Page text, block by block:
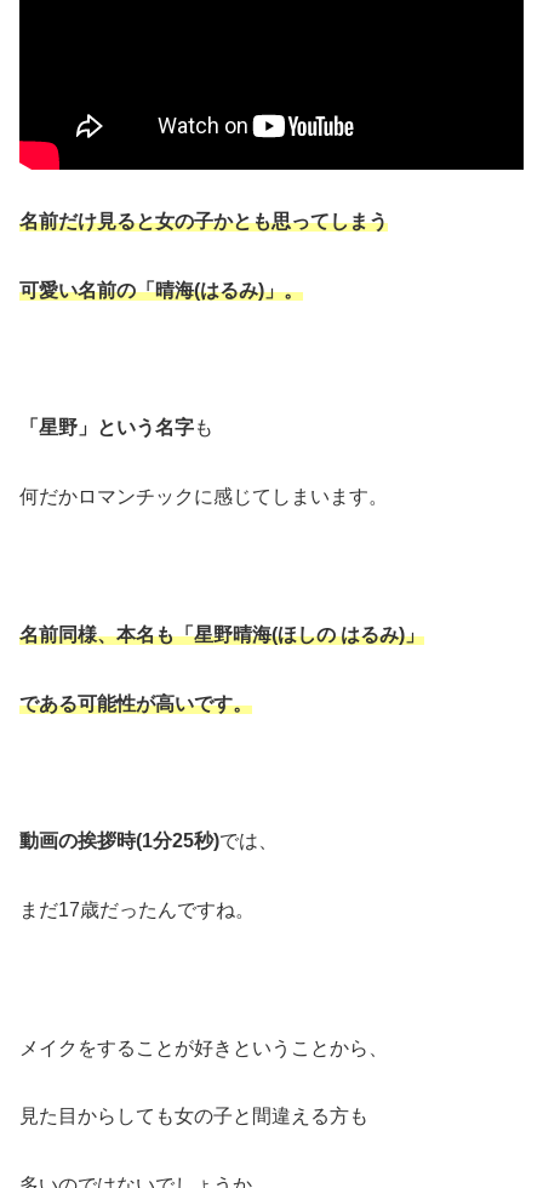
名前だけ見ると女の子かとも思ってしまう
可愛い名前の「晴海(はるみ)」。
「星野」という名字も
何だかロマンチックに感じてしまいます。
名前同様、本名も「星野晴海(ほしの はるみ)」
である可能性が高いです。
動画の挨拶時(1分25秒)では、
まだ17歳だったんですね。
メイクをすることが好きということから、
見た目からしても女の子と間違える方も